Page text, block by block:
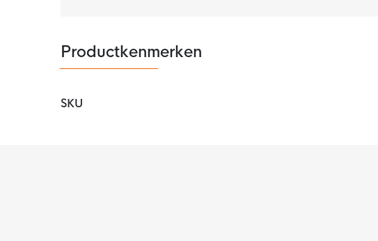
Productkenmerken
SKU